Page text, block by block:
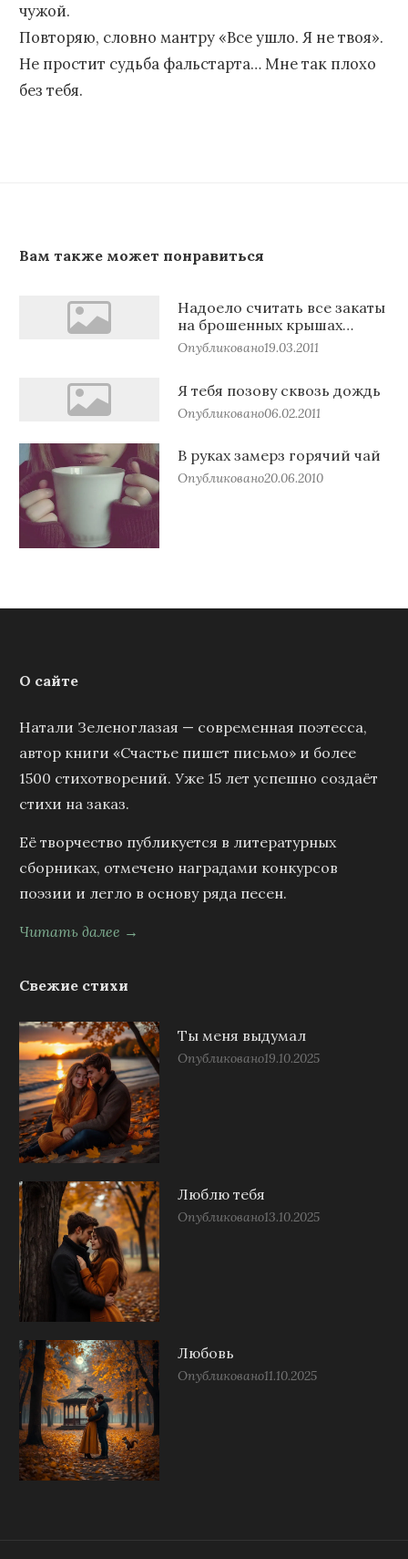
чужой.
Повторяю, словно мантру «Все ушло. Я не твоя».
Не простит судьба фальстарта… Мне так плохо
без тебя.
Вам также может понравиться
Надоело считать все закаты
на брошенных крышах…
Опубликовано19.03.2011
Я тебя позову сквозь дождь
Опубликовано06.02.2011
В руках замерз горячий чай
Опубликовано20.06.2010
О сайте
Натали Зеленоглазая — современная поэтесса,
автор книги «Счастье пишет письмо» и более
1500 стихотворений. Уже 15 лет успешно создаёт
стихи на заказ.
Её творчество публикуется в литературных
сборниках, отмечено наградами конкурсов
поэзии и легло в основу ряда песен.
Читать далее →
Свежие стихи
Ты меня выдумал
Опубликовано19.10.2025
Люблю тебя
Опубликовано13.10.2025
Любовь
Опубликовано11.10.2025